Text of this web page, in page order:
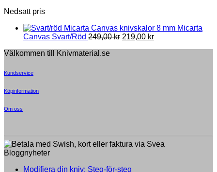
the
page
Nedsatt pris
8 mm Micarta
Canvas Svart/Röd 249,00kr Original
219,00 krCurrent
Välkommen till Knivmaterial.se
Kundservice
Köpinformation
Om oss
Bloggnyheter
Modifiera din kniv: Steg-för-steg